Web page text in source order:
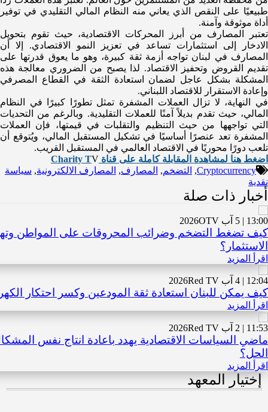
طبيعيًا على النقص الذي يعاني منه النظام المالي التقليدي في توفير
أداة موثوقة وآمنة.
تعتبر المصارف من أبرز المحركات الاقتصادية، حيث تقوم بتحويل
الادخار إلى استثمارات تساعد في تعزيز النمو الاقتصادي. إلا أن
المصارف في لبنان تواجه أزمة ثقة كبيرة، وهو ما يعوق قدرتها على
تقديم القروض وتحفيز الاقتصاد. لذا يصبح من الضروري معالجة هذه
المشكلة بشكل عاجل لضمان استعادة الثقة في القطاع المصرفي
وإعادة الاستقرار للاقتصاد اللبناني.
في النهاية، لا تزال العملات المشفرة تمثل تطورًا كبيرًا في النظام
المالي، حيث تقدم بديلاً آمنًا للعملات التقليدية. وبالرغم من التحديات
التي تواجهها من حيث التنظيم والتقلبات في قيمتها، فإن العملات
المشفرة تعد عنصرًا أساسيًا في تشكيل المستقبل المالي، ويُتوقع أن
تلعب دورًا محوريًا في الاقتصاد العالمي في المستقبل القريب.
اضغط هنا لمشاهدة المقابلة كاملة على قناة Charity T V
Cryptocurrency
, التضخم, المصارف, المصارف الالكترونية, سياسة
نقدية
أخبار ذات صلة
13:00 | 5 آب 2026 OTV
كيف تضغط التضخم وضرائب المحروقات على المواطن
الاستثمار؟
اقرأ المزيد
12:04 | 4 آب 2026 Red TV
كيف يمكن للبنان استعادة ثقة المودعين وكسر احتكار
اقرأ المزيد
11:53 | 2 آب 2026 Red TV
ماضي السياسات الاقتصادية يهدد باعادة انتاج نفس المشكال
الحل؟
اقرأ المزيد
إختيار المعهد